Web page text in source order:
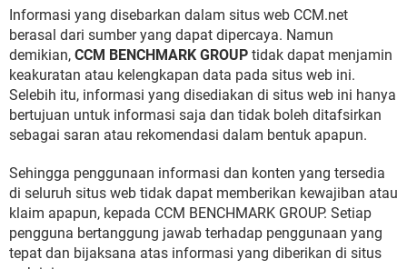
Informasi yang disebarkan dalam situs web CCM.net
berasal dari sumber yang dapat dipercaya. Namun
demikian, CCM BENCHMARK GROUP tidak dapat menjamin
keakuratan atau kelengkapan data pada situs web ini.
Selebih itu, informasi yang disediakan di situs web ini hanya
bertujuan untuk informasi saja dan tidak boleh ditafsirkan
sebagai saran atau rekomendasi dalam bentuk apapun.
Sehingga penggunaan informasi dan konten yang tersedia
di seluruh situs web tidak dapat memberikan kewajiban atau
klaim apapun, kepada CCM BENCHMARK GROUP. Setiap
pengguna bertanggung jawab terhadap penggunaan yang
tepat dan bijaksana atas informasi yang diberikan di situs